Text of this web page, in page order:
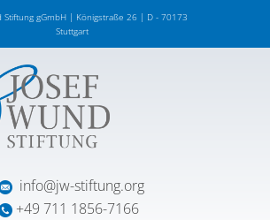
Stiftung gGmbH | Königstraße 26 | D - 70173
Stuttgart
info@jw-stiftung.org
+49 711 1856-7166